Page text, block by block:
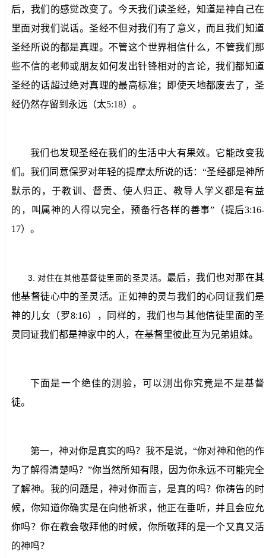
后，我们的感觉改变了。今天我们读圣经，知道是神自己在
里面对我们说话。圣经不但对我们有了意义，而且我们知道
圣经所说的都是真理。不管这个世界相信什么，不管我们那
些不信的老师或朋友如何发出针锋相对的言论，我们都知道
圣经的话超过绝对真理的最高标准；即使天地都废去了，圣
经仍然存留到永远（太5:18）。
我们也发现圣经在我们的生活中大有果效。它能改变我
们。我们同意保罗对年轻的提摩太所说的话：“圣经都是神所
默示的，于教训、督责、使人归正、教导人学义都是有益
的，叫属神的人得以完全，预备行各样的善事”（提后3:16-
17）。
3. 对住在其他基督徒里面的圣灵活。 最后，我们也对那在其
他基督徒心中的圣灵活。正如神的灵与我们的心同证我们是
神的儿女（罗8:16），同样的，我们也与其他信徒里面的圣
灵同证我们都是神家中的人，在基督里彼此互为兄弟姐妹。
下面是一个绝佳的测验，可以测出你究竟是不是基督
徒。
第一，神对你是真实的吗？我不是说，“你对神和他的作
为了解得清楚吗？”你当然所知有限，因为你永远不可能完全
了解神。我的问题是，神对你而言，是真的吗？你祷告的时
候，你知道你确实是在向他祈求，他正在垂听，并且会应允
你吗？你在教会敬拜他的时候，你所敬拜的是一个又真又活
的神吗？